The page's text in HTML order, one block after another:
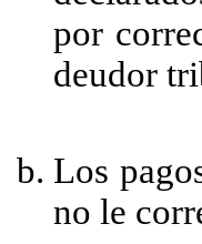
por
deudor
Los
no le